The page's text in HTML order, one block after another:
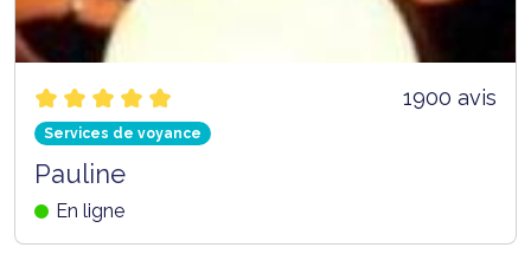
1900 avis
Services de voyance
Pauline
En ligne